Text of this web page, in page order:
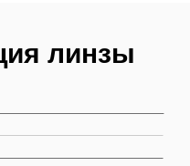
линзы